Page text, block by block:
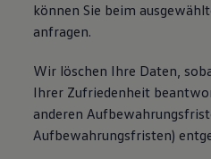
können Sie beim
anfragen.
Wir löschen Ihre Daten,
Ihrer Zufriedenheit
anderen
Aufbewahrungsfristen)